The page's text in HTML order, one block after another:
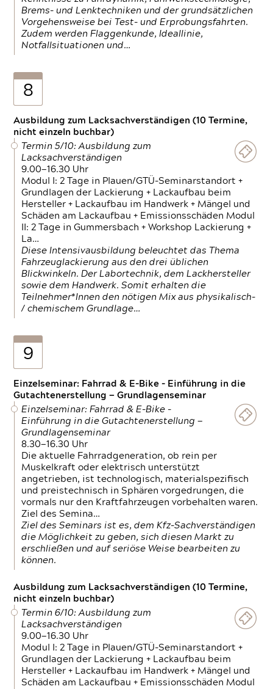
Brems- und Lenktechniken und der grundsätzlichen
Vorgehensweise bei Test- und Erprobungsfahrten.
Zudem werden Flaggenkunde, Ideallinie,
Notfallsituationen und…
8
Ausbildung zum Lacksachverständigen (10 Termine,
nicht einzeln buchbar)
Termin 5/10: Ausbildung zum
Lacksachverständigen
9.00—16.30 Uhr
Modul I: 2 Tage in Plauen/GTÜ-Seminarstandort +
Grundlagen der Lackierung + Lackaufbau beim
Hersteller + Lackaufbau im Handwerk + Mängel und
Schäden am Lackaufbau + Emissionsschäden Modul
II: 2 Tage in Gummersbach + Workshop Lackierung +
La…
Diese Intensivausbildung beleuchtet das Thema
Fahrzeuglackierung aus den drei üblichen
Blickwinkeln. Der Labortechnik, dem Lackhersteller
sowie dem Handwerk. Somit erhalten die
Teilnehmer*Innen den nötigen Mix aus physikalisch-
/ chemischem Grundlage…
9
Einzelseminar: Fahrrad & E-Bike - Einführung in die
Gutachtenerstellung — Grundlagenseminar
Einzelseminar: Fahrrad & E-Bike -
Einführung in die Gutachtenerstellung —
Grundlagenseminar
8.30—16.30 Uhr
Die aktuelle Fahrradgeneration, ob rein per
Muskelkraft oder elektrisch unterstützt
angetrieben, ist technologisch, materialspezifisch
und preistechnisch in Sphären vorgedrungen, die
vormals nur den Kraftfahrzeugen vorbehalten waren.
Ziel des Semina…
Ziel des Seminars ist es, dem Kfz-Sachverständigen
die Möglichkeit zu geben, sich diesen Markt zu
erschließen und auf seriöse Weise bearbeiten zu
können.
Ausbildung zum Lacksachverständigen (10 Termine,
nicht einzeln buchbar)
Termin 6/10: Ausbildung zum
Lacksachverständigen
9.00—16.30 Uhr
Modul I: 2 Tage in Plauen/GTÜ-Seminarstandort +
Grundlagen der Lackierung + Lackaufbau beim
Hersteller + Lackaufbau im Handwerk + Mängel und
Schäden am Lackaufbau + Emissionsschäden Modul